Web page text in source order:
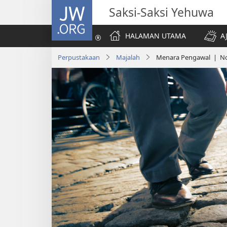
JW.ORG Saksi-Saksi Yehuwa
HALAMAN UTAMA
Perpustakaan Majalah Menara Pengawal |